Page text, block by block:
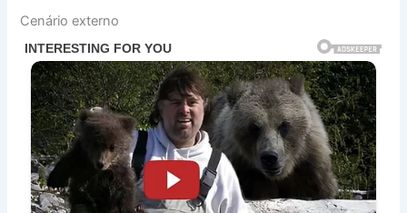
Cenário externo